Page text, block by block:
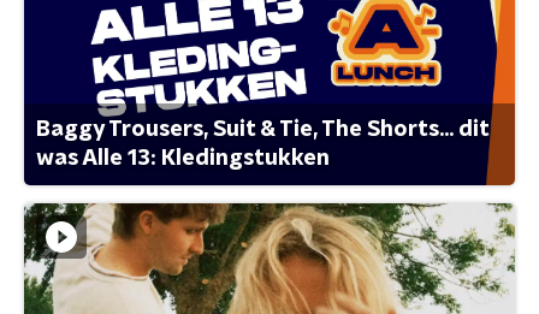
Baggy Trousers, Suit & Tie, The Shorts... dit
was Alle 13: Kledingstukken